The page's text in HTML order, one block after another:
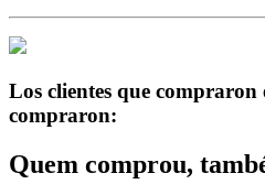
Los clientes que compraron
compraron:
Quem comprou,